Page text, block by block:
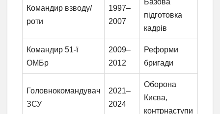
Командир взводу/
роти
1997–
2007
Базова
підготовка
кадрів
Командир 51-ї
ОМБр
2009–
2012
Реформи
бригади
Головнокомандувач
ЗСУ
2021–
2024
Оборона
Києва,
контрнаступи